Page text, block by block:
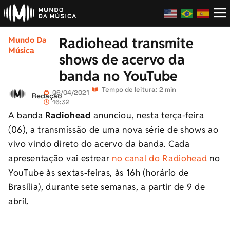
Mundo Da
Música
Radiohead transmite
shows de acervo da
banda no YouTube
Redação06/04/2021
16:32
Tempo de leitura: 2 min
A banda Radiohead anunciou, nesta terça-feira
(06), a transmissão de uma nova série de shows ao
vivo vindo direto do acervo da banda. Cada
apresentação vai estrear no canal do Radiohead no
YouTube às sextas-feiras, às 16h (horário de
Brasília), durante sete semanas, a partir de 9 de
abril.